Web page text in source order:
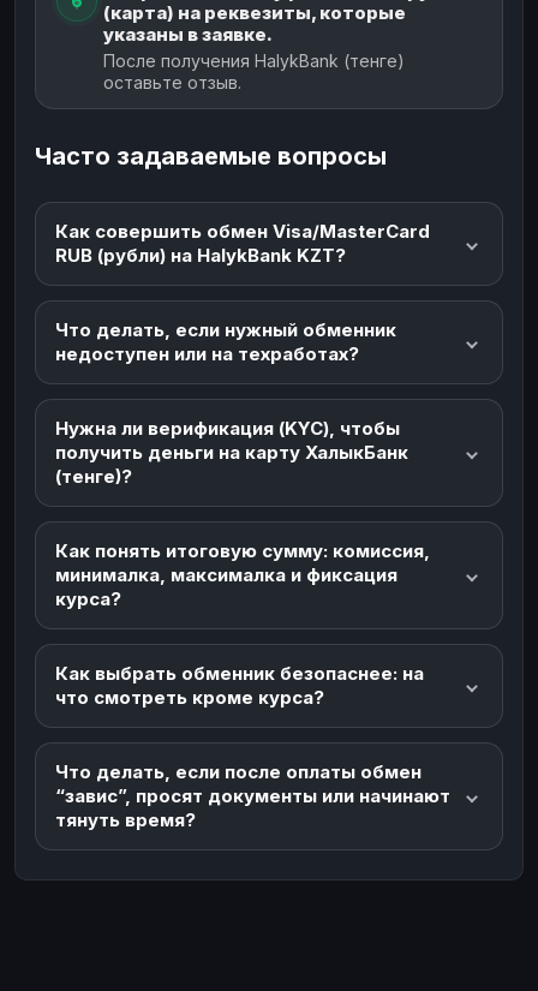
(карта) на реквезиты, которые
указаны в заявке.
После получения HalykBank (тенге)
оставьте отзыв.
Часто задаваемые вопросы
Как совершить обмен Visa/MasterCard
RUB (рубли) на HalykBank KZT?
Что делать, если нужный обменник
недоступен или на техработах?
Нужна ли верификация (KYC), чтобы
получить деньги на карту ХалыкБанк
(тенге)?
Как понять итоговую сумму: комиссия,
минималка, максималка и фиксация
курса?
Как выбрать обменник безопаснее: на
что смотреть кроме курса?
Что делать, если после оплаты обмен
“завис”, просят документы или начинают
тянуть время?